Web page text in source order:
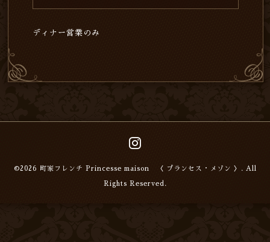
ディナー営業のみ
©2026 町家フレンチ Princesse maison 〈 プランセス・メゾン 〉 . All
Rights Reserved.